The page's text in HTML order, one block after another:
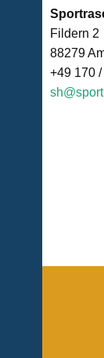
Fildern 2
88279
+49 170